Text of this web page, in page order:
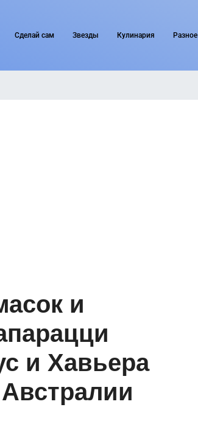
Сделай сам Звезды Кулинария Разное
и
и Хавьера